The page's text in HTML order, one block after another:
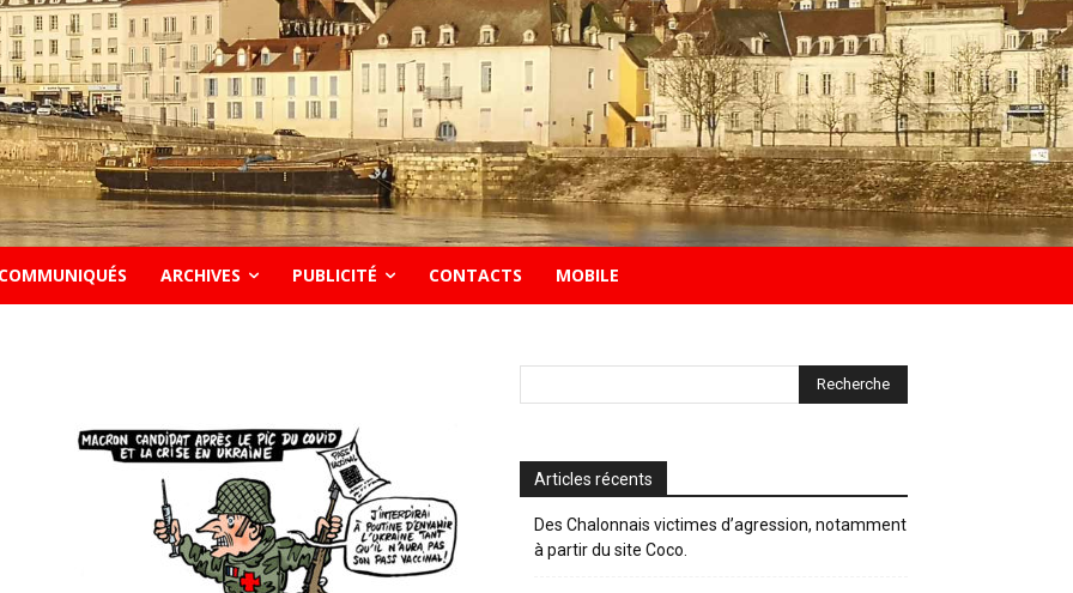
COMMUNIQUÉS ARCHIVES PUBLICITÉ CONTACTS MOBILE
Articles récents
Des Chalonnais victimes d’agression, notamment
à partir du site Coco.